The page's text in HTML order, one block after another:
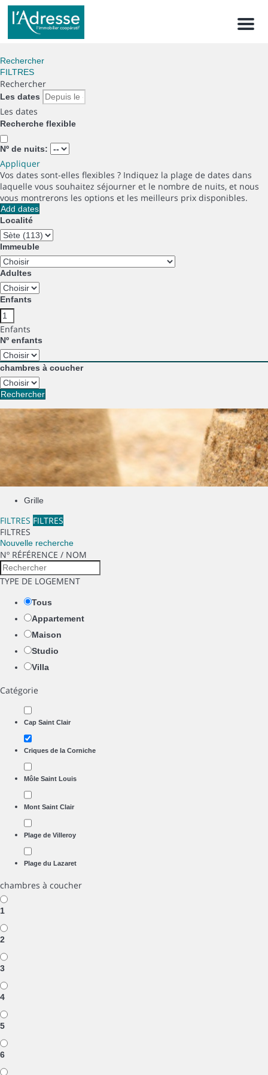
Menu
Rechercher
FILTRES
Rechercher
Les dates
Les dates
Recherche flexible
Nº de nuits:
Appliquer
Vos dates sont-elles flexibles ? Indiquez la plage de dates dans
laquelle vous souhaitez séjourner et le nombre de nuits, et nous
vous montrerons les options et les meilleurs prix disponibles.
Add dates
Localité
Immeuble
Adultes
Enfants
Enfants
Nº enfants
chambres à coucher
Rechercher
Grille
FILTRES FILTRES
FILTRES
Nouvelle recherche
Nº RÉFÉRENCE / NOM
TYPE DE LOGEMENT
Tous
Appartement
Maison
Studio
Villa
Catégorie
Cap Saint Clair
Criques de la Corniche
Môle Saint Louis
Mont Saint Clair
Plage de Villeroy
Plage du Lazaret
chambres à coucher
1
2
3
4
5
6